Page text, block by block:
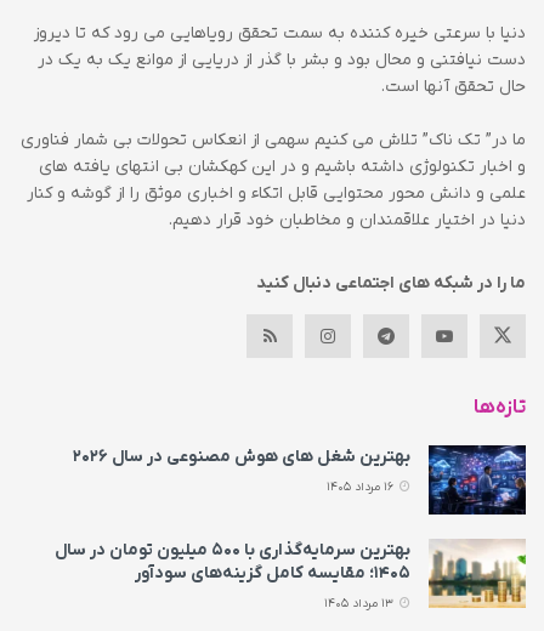
دنیا با سرعتی خیره کننده به سمت تحقق رویاهایی می رود که تا دیروز
دست نیافتنی و محال بود و بشر با گذر از دریایی از موانع یک به یک در
حال تحقق آنها است.
ما در” تک ناک” تلاش می کنیم سهمی از انعکاس تحولات بی شمار فناوری
و اخبار تکنولوژی داشته باشیم و در این کهکشان بی انتهای یافته های
علمی و دانش محور محتوایی قابل اتکاء و اخباری موثق را از گوشه و کنار
دنیا در اختیار علاقمندان و مخاطبان خود قرار دهیم.
ما را در شبکه های اجتماعی دنبال کنید
تازه‌ها
بهترین شغل های هوش مصنوعی در سال ۲۰۲۶
بهترین سرمایه‌گذاری با ۵۰۰ میلیون تومان در سال
۱۴۰۵؛ مقایسه کامل گزینه‌های سودآور